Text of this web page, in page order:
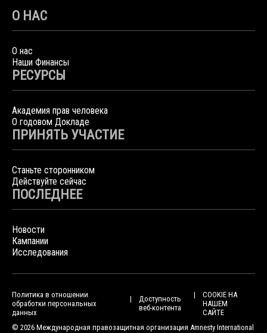
О НАС
О нас
Наши Финансы
РЕСУРСЫ
Академия прав человека
О годовом Докладе
ПРИНЯТЬ УЧАСТИЕ
Станьте сторонником
Действуйте сейчас
ПОСЛЕДНЕЕ
Новости
Кампании
Исследования
Политика в отношении
обработки персональных
данных
Доступность
веб-контента
COOKIE НА
НАШЕМ
САЙТЕ
© 2026 Международная правозащитная организация Amnesty International